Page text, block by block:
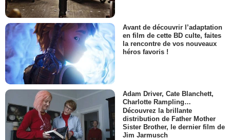
Avant de découvrir l’adaptation
en film de cette BD culte, faites
la rencontre de vos nouveaux
héros favoris !
Adam Driver, Cate Blanchett,
Charlotte Rampling…
Découvrez la brillante
distribution de Father Mother
Sister Brother, le dernier film de
Jim Jarmusch